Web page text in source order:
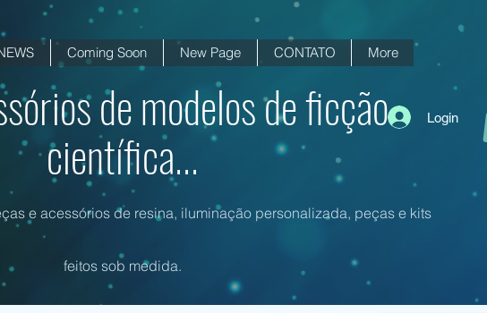
Coming Soon New Page CONTATO More
Login
de modelos de ficção
científica...
e acessórios de resina, iluminação personalizada, peças e kits
feitos sob medida.